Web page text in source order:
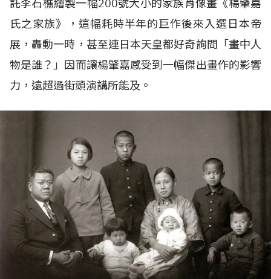
託李石樵繪製一幅200號大小的家族肖像畫《楊肇嘉
氏之家族》，這幅耗時半年的巨作後來入選日本帝
展，轟動一時，甚至連日本天皇都好奇詢問「畫中人
物是誰？」因而讓楊肇嘉感受到一幅傑出畫作的影響
力，遠超過街頭演講所能及。